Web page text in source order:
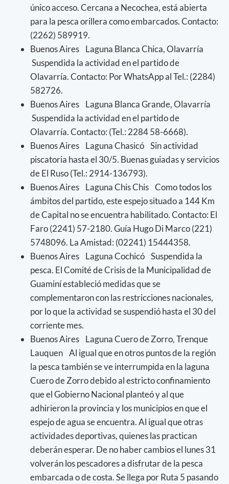
único acceso. Cercana a Necochea, está abierta
para la pesca orillera como embarcados. Contacto:
(2262) 589919.
Buenos Aires Laguna Blanca Chica, Olavarría
Suspendida la actividad en el partido de
Olavarría. Contacto: Por WhatsApp al Tel.: (2284)
582726.
Buenos Aires Laguna Blanca Grande, Olavarría
Suspendida la actividad en el partido de
Olavarría. Contacto: (Tel.: 2284 58-6668).
Buenos Aires Laguna Chasicó Sin actividad
piscatoria hasta el 30/5. Buenas guiadas y servicios
de El Ruso (Tel.: 2914-136793).
Buenos Aires Laguna Chis Chis Como todos los
ámbitos del partido, este espejo situado a 144 Km
de Capital no se encuentra habilitado. Contacto: El
Faro (2241) 57-2180. Guía Hugo Di Marco (221)
5748096. La Amistad: (02241) 15444358.
Buenos Aires Laguna Cochicó Suspendida la
pesca. El Comité de Crisis de la Municipalidad de
Guaminí estableció medidas que se
complementaron con las restricciones nacionales,
por lo que la actividad se suspendió hasta el 30 del
corriente mes.
Buenos Aires Laguna Cuero de Zorro, Trenque
Lauquen Al igual que en otros puntos de la región
la pesca también se ve interrumpida en la laguna
Cuero de Zorro debido al estricto confinamiento
que el Gobierno Nacional planteó y al que
adhirieron la provincia y los municipios en que el
espejo de agua se encuentra. Al igual que otras
actividades deportivas, quienes las practican
deberán esperar. De no haber cambios el lunes 31
volverán los pescadores a disfrutar de la pesca
embarcada o de costa. Se llega por Ruta 5 pasando